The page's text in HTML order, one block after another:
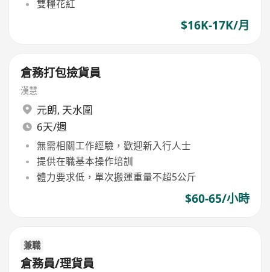
雙糧花紅
$16K-17K/月
倉務打包撿貨員
漢慧
元朗, 天水圍
6天/週
無需相關工作經驗，歡迎新入行人士
提供在職基本操作培訓
體力要求低，單次搬運重量不超5公斤
$60-65/小時
兼職
倉務員/理貨員